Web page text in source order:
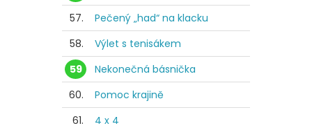
57.
Pečený „had“ na klacku
58.
Výlet s tenisákem
59
Nekonečná básnička
60.
Pomoc krajině
61.
4 x 4